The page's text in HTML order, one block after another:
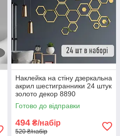
Наклейка на стіну дзеркальна
акрил шестигранники 24 штук
золото декор 8890
Готово до відправки
494 ₴/набір
520 ₴/набір